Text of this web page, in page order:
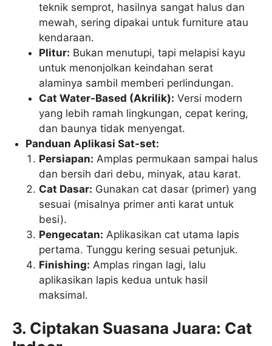
teknik semprot, hasilnya sangat halus dan
mewah, sering dipakai untuk furniture atau
kendaraan.
Plitur: Bukan menutupi, tapi melapisi kayu
untuk menonjolkan keindahan serat
alaminya sambil memberi perlindungan.
Cat Water-Based (Akrilik): Versi modern
yang lebih ramah lingkungan, cepat kering,
dan baunya tidak menyengat.
Panduan Aplikasi Sat-set:
Persiapan: Amplas permukaan sampai halus
dan bersih dari debu, minyak, atau karat.
Cat Dasar: Gunakan cat dasar (primer) yang
sesuai (misalnya primer anti karat untuk
besi).
Pengecatan: Aplikasikan cat utama lapis
pertama. Tunggu kering sesuai petunjuk.
Finishing: Amplas ringan lagi, lalu
aplikasikan lapis kedua untuk hasil
maksimal.
3. Ciptakan Suasana Juara: Cat